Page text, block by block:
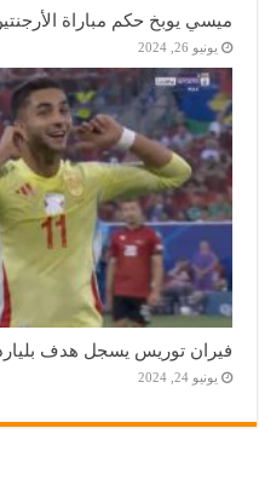
ميسي يوبخ حكم مباراة
يونيو 26, 2024
فيران توريس يسجل هدف بلياردو
يونيو 24, 2024